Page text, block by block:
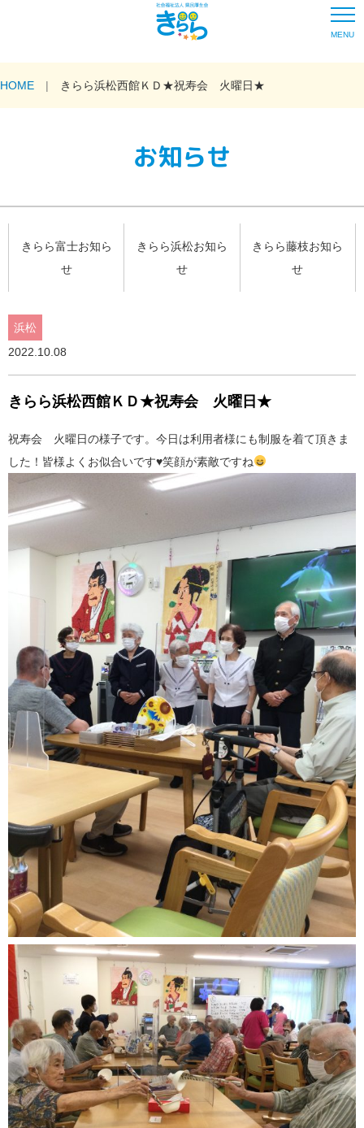
MENU
HOME きらら浜松西館ＫＤ★祝寿会 火曜日★
お知らせ
きらら富士お知ら
せ
きらら浜松お知ら
せ
きらら藤枝お知ら
せ
浜松
2022.10.08
きらら浜松西館ＫＤ★祝寿会 火曜日★
祝寿会 火曜日の様子です。今日は利用者様にも制服を着て頂きま
した！皆様よくお似合いです♥笑顔が素敵ですね